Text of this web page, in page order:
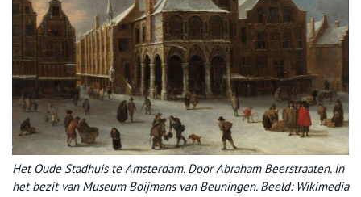
Het Oude Stadhuis te Amsterdam. Door Abraham Beerstraaten. In
het bezit van Museum Boijmans van Beuningen. Beeld: Wikimedia